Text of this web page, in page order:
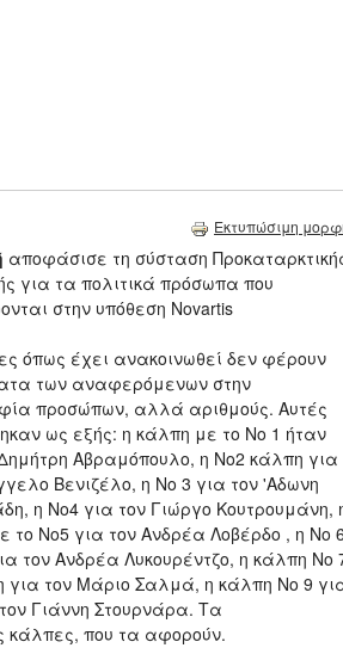
Εκτυπώσιμη
αποφάσισε τη σύσταση
για τα πολιτικά πρόσωπα που
στην υπόθεση Novartis
όπως έχει ανακοινωθεί δεν φέρουν
των αναφερόμενων στην
προσώπων, αλλά αριθμούς. Αυτές
ως εξής: η κάλπη με το Νο 1 ήταν
Αβραμόπουλο, η Νο2 κάλπη για
Βενιζέλο, η Νο 3 για τον 'Αδωνη
η Νο4 για τον Γιώργο Κουτρουμάνη,
το Νο5 για τον Ανδρέα Λοβέρδο , η Νο
τον Ανδρέα Λυκουρέντζο, η κάλπη Νο
για τον Μάριο Σαλμά, η κάλπη Νο 9
Γιάννη Στουρνάρα. Τα
κάλπες, που τα αφορούν.